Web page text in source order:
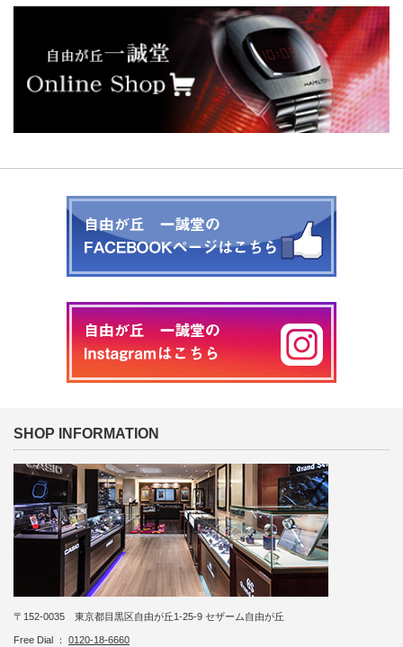
SHOP INFORMATION
〒152-0035 東京都目黒区自由が丘1-25-9 セザーム自由が丘
Free Dial ： 0120-18-6660